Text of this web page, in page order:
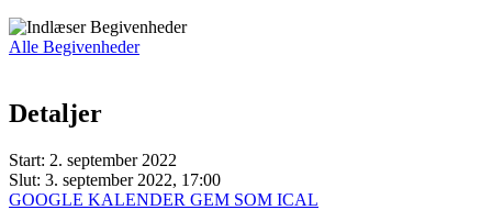
Alle Begivenheder
Detaljer
Start: 2. september 2022
Slut: 3. september 2022, 17:00
GOOGLE KALENDER GEM SOM ICAL